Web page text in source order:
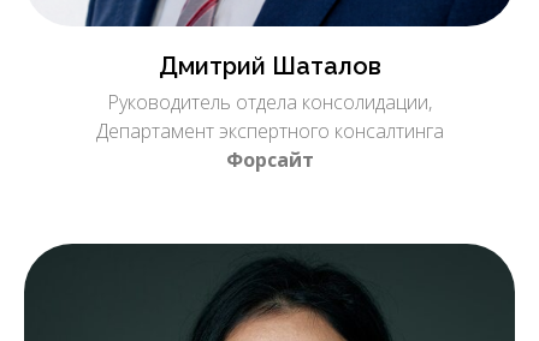
Дмитрий Шаталов
Руководитель отдела консолидации,
Департамент экспертного консалтинга
Форсайт